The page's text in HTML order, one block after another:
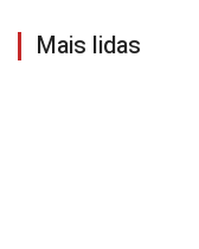
Mais lidas